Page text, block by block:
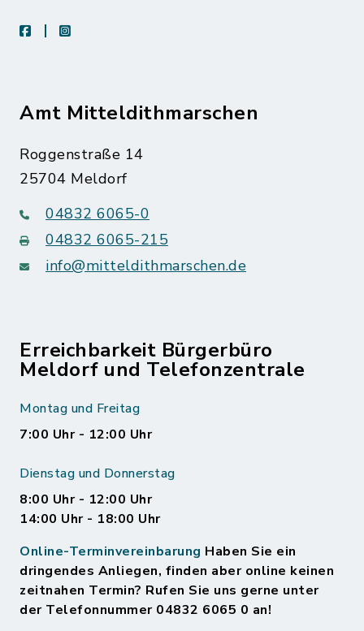
facebookinstagram
Amt Mitteldithmarschen
Roggenstraße 14
25704 Meldorf
04832 6065-0
04832 6065-215
info@mitteldithmarschen.de
Erreichbarkeit Bürgerbüro
Meldorf und Telefonzentrale
Montag und Freitag
7:00 Uhr - 12:00 Uhr
Dienstag und Donnerstag
8:00 Uhr - 12:00 Uhr
14:00 Uhr - 18:00 Uhr
Online-Terminvereinbarung Haben Sie ein
dringendes Anliegen, finden aber online keinen
zeitnahen Termin? Rufen Sie uns gerne unter
der Telefonnummer 04832 6065 0 an!